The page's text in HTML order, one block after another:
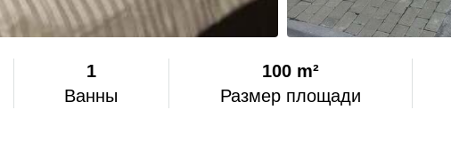
1
Ванны
100 m²
Размер площади